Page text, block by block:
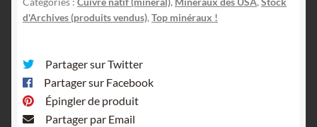
d'Archives (produits vendus), Top minéraux !
Partager sur Twitter
Partager sur Facebook
Épingler de produit
Partager par Email